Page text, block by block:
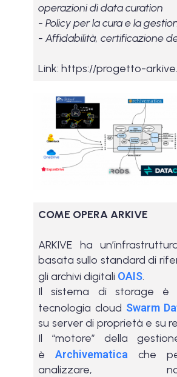
operazioni di data curation
- Policy per la cura e la
- Affidabilità, certificazione
Link: https://progetto-
COME OPERA ARKIVE
ARKIVE ha
basata sullo standard di
gli archivi digitali OAIS.
Il sistema di storage è
tecnologia cloud Swarm
su server di proprietà e su
Il “motore” della
è Archivematica che
analizzare,